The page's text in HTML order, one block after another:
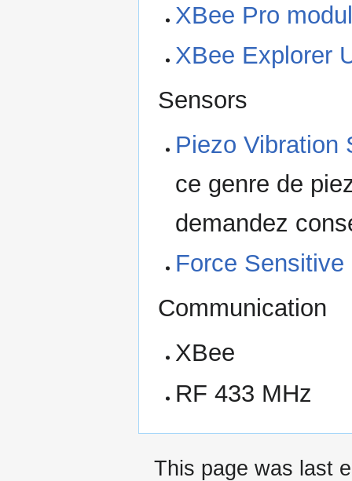
XBee Pro
XBee Explorer
Sensors
Piezo Vibration
ce genre de
demandez
Force
Communication
XBee
RF 433 MHz
This page was last